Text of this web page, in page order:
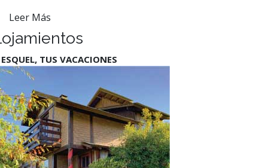
Leer Más
TUS VACACIONES